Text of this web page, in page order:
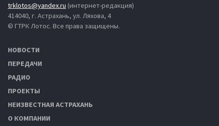
trklotos@yandex.ru (интернет-редакция)
414040, г. Астрахань, ул. Ляхова, 4
© ГТРК Лотос. Все права защищены.
НОВОСТИ
ПЕРЕДАЧИ
РАДИО
ПРОЕКТЫ
НЕИЗВЕСТНАЯ АСТРАХАНЬ
О КОМПАНИИ